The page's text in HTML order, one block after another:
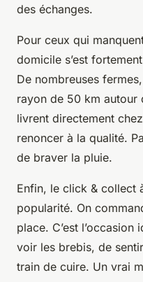
des échanges.
Pour ceux qui
domicile s’est
De nombreuses
rayon de 50 km autour
livrent directement
renoncer à la qualité.
de braver la pluie.
Enfin, le click & collect
popularité. On
place. C’est
voir les brebis, de
train de cuire. Un vrai